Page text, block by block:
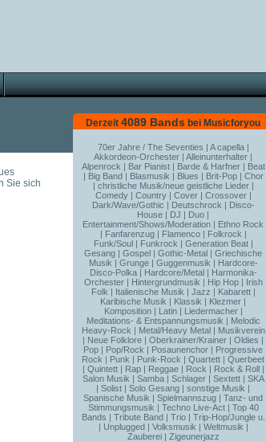
Derzeit 4089 Bands bei Musicforyou
70er Jahre / The Seventies | A capella|
Akkordeon-Orchester | Alleinunterhalter |
Alpenrock | Bar Pianist| Barde & Harfner| Beat
| Big Band| Blasmusik | Blues | Brit-Pop| Chor
| christliche Musik/neue geistliche Lieder|
Comedy| Country| Cover| Crossover|
Dark/Wave/Gothic | Deutschrock | Disco-
House | DJ | Duo |
Entertainment/Shows/Moderation | Ethno Rock
| Fanfarenzug| Flamenco| Folkrock |
Funk/Soul| Funkrock | Generation Beat|
Gesang | Gospel | Gothic-Metal | Griechische
Musik | Grunge| Guggenmusik | Hardcore-
Disco-Polka| Hardcore/Metal| Harmonika-
Orchester| Hintergrundmusik | Hip Hop| Irish
Folk | Italienische Musik | Jazz | Kabarett|
Karibische Musik | Klassik | Klezmer |
Komposition| Latin| Liedermacher|
Meditations- & Entspannungsmusik | Melodic
Heavy-Rock | Metal/Heavy Metal| Musikverein
| Neue Folklore | Oberkrainer/Krainer | Oldies |
Pop | Pop/Rock | Posaunenchor | Progressive
Rock | Punk | Punk-Rock | Quartett | Querbeet
| Quintett| Rap| Reggae| Rock | Rock & Roll|
Salon Musik | Samba | Schlager | Sextett | SKA
| Solist | Solo Gesang | sonstige Musik |
Spanische Musik | Spielmannszug | Tanz- und
Stimmungsmusik | Techno Live-Act| Top 40
Bands | Tribute Band| Trio| Trip-Hop/Jungle u.
| Unplugged| Volksmusik | Weltmusik |
Zauberei| Zigeunerjazz
Sie sich